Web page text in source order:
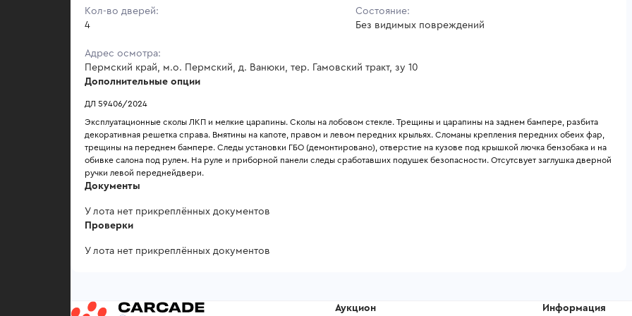
Кол-во дверей:
4
Состояние:
Без видимых повреждений
Адрес осмотра:
Пермский край, м.о. Пермский, д. Ванюки, тер. Гамовский тракт, зу 10
Дополнительные опции
ДЛ 59406/2024
Эксплуатационные сколы ЛКП и мелкие царапины. Сколы на лобовом стекле. Трещины и царапины на заднем бампере, разбита
декоративная решетка справа. Вмятины на капоте, правом и левом передних крыльях. Сломаны крепления передних обеих фар,
трещины на переднем бампере. Следы установки ГБО (демонтировано), отверстие на кузове под крышкой лючка бензобака и на
обивке салона под рулем. На руле и приборной панели следы сработавших подушек безопасности. Отсутсвует заглушка дверной
ручки левой переднейдвери.
Документы
У лота нет прикреплённых документов
Проверки
У лота нет прикреплённых документов
Аукцион Информация